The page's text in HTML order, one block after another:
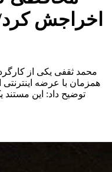
اخراجش
محمد ثقفی یکی از
همزمان با عرضه اینترنتی
توضیح داد: این